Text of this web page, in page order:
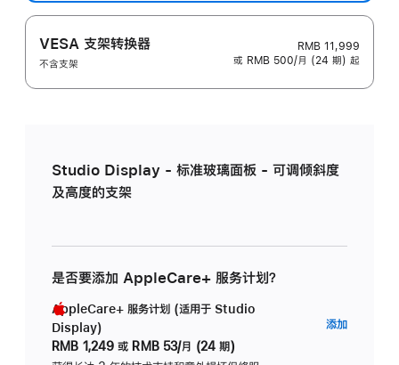
VESA 支架转换器
不含支架
RMB 11,999
或 RMB 500/月 (24 期) 起
Studio Display - 标准玻璃面板 - 可调倾斜度
及高度的支架
是否要添加 AppleCare+ 服务计划？
AppleCare+ 服务计划 (适用于 Studio
Display)
RMB 1,249 或 RMB 53/月 (24 期)
添加